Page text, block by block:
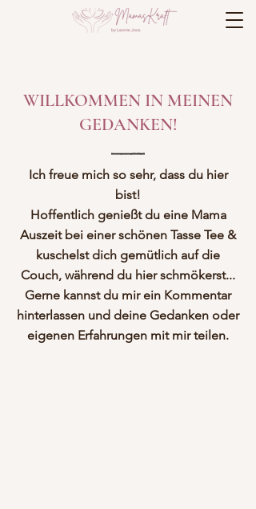
WILLKOMMEN IN MEINEN
GEDANKEN!
Ich freue mich so sehr, dass du hier
bist!
Hoffentlich genießt du eine Mama
Auszeit bei einer schönen Tasse Tee &
kuschelst dich gemütlich auf die
Couch, während du hier schmökerst...
Gerne kannst du mir ein Kommentar
hinterlassen und deine Gedanken oder
eigenen Erfahrungen mit mir teilen.